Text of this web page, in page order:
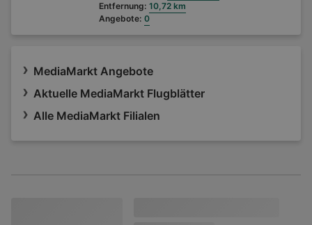
Entfernung: 10,72 km
Angebote: 0
MediaMarkt Angebote
Aktuelle MediaMarkt Flugblätter
Alle MediaMarkt Filialen